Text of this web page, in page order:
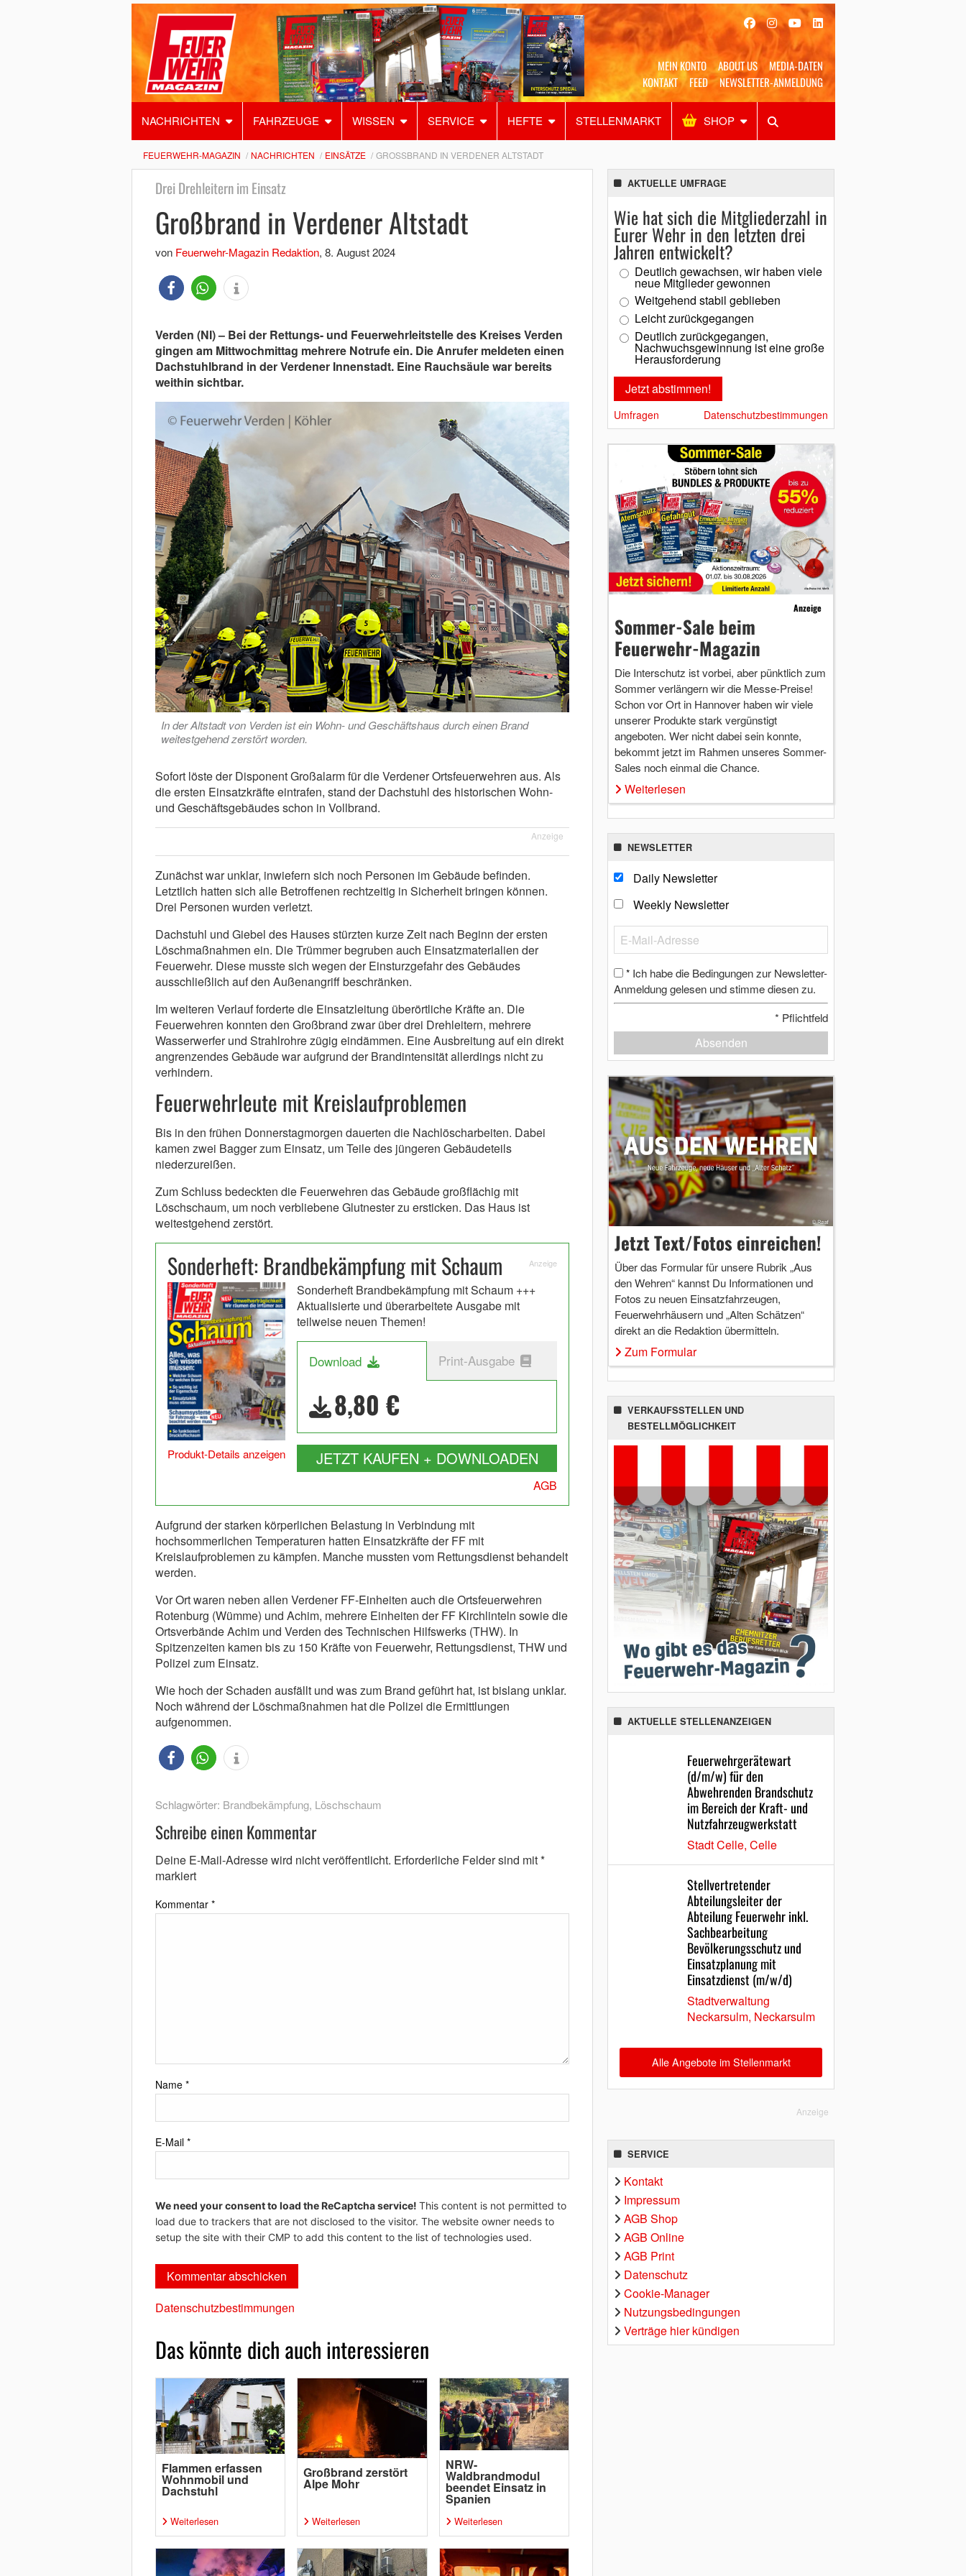
MEIN KONTO ABOUT US
MEDIA-DATEN
KONTAKT
FEED NEWSLETTER-ANMELDUNG
NACHRICHTEN FAHRZEUGE WISSEN SERVICE HEFTE STELLENMARKT SHOP
Alles Shop SUCHEN
FEUERWEHR-MAGAZIN NACHRICHTEN EINSÄTZE GROSSBRAND IN VERDENER ALTSTADT
Drei Drehleitern im Einsatz
Großbrand in Verdener Altstadt
von Feuerwehr-Magazin Redaktion, 8. August 2024
Verden (NI) – Bei der Rettungs- und Feuerwehrleitstelle des Kreises Verden
gingen am Mittwochmittag mehrere Notrufe ein. Die Anrufer meldeten einen
Dachstuhlbrand in der Verdener Innenstadt. Eine Rauchsäule war bereits
weithin sichtbar.
In der Altstadt von Verden ist ein Wohn- und Geschäftshaus durch einen Brand
weitestgehend zerstört worden.
Sofort löste der Disponent Großalarm für die Verdener Ortsfeuerwehren aus. Als
die ersten Einsatzkräfte eintrafen, stand der Dachstuhl des historischen Wohn-
und Geschäftsgebäudes schon in Vollbrand.
Anzeige
Zunächst war unklar, inwiefern sich noch Personen im Gebäude befinden.
Letztlich hatten sich alle Betroffenen rechtzeitig in Sicherheit bringen können.
Drei Personen wurden verletzt.
Dachstuhl und Giebel des Hauses stürzten kurze Zeit nach Beginn der ersten
Löschmaßnahmen ein. Die Trümmer begruben auch Einsatzmaterialien der
Feuerwehr. Diese musste sich wegen der Einsturzgefahr des Gebäudes
ausschließlich auf den Außenangriff beschränken.
Im weiteren Verlauf forderte die Einsatzleitung überörtliche Kräfte an. Die
Feuerwehren konnten den Großbrand zwar über drei Drehleitern, mehrere
Wasserwerfer und Strahlrohre zügig eindämmen. Eine Ausbreitung auf ein direkt
angrenzendes Gebäude war aufgrund der Brandintensität allerdings nicht zu
verhindern.
Feuerwehrleute mit Kreislaufproblemen
Bis in den frühen Donnerstagmorgen dauerten die Nachlöscharbeiten. Dabei
kamen zwei Bagger zum Einsatz, um Teile des jüngeren Gebäudeteils
niederzureißen.
Zum Schluss bedeckten die Feuerwehren das Gebäude großflächig mit
Löschschaum, um noch verbliebene Glutnester zu ersticken. Das Haus ist
weitestgehend zerstört.
Sonderheft: Brandbekämpfung mit Schaum Anzeige
Produkt-Details anzeigen
Sonderheft Brandbekämpfung mit Schaum +++
Aktualisierte und überarbeitete Ausgabe mit
teilweise neuen Themen!
Download Print-Ausgabe
8,80 €
JETZT KAUFEN + DOWNLOADEN
AGB
Aufgrund der starken körperlichen Belastung in Verbindung mit
hochsommerlichen Temperaturen hatten Einsatzkräfte der FF mit
Kreislaufproblemen zu kämpfen. Manche mussten vom Rettungsdienst behandelt
werden.
Vor Ort waren neben allen Verdener FF-Einheiten auch die Ortsfeuerwehren
Rotenburg (Wümme) und Achim, mehrere Einheiten der FF Kirchlinteln sowie die
Ortsverbände Achim und Verden des Technischen Hilfswerks (THW). In
Spitzenzeiten kamen bis zu 150 Kräfte von Feuerwehr, Rettungsdienst, THW und
Polizei zum Einsatz.
Wie hoch der Schaden ausfällt und was zum Brand geführt hat, ist bislang unklar.
Noch während der Löschmaßnahmen hat die Polizei die Ermittlungen
aufgenommen.
Schlagwörter: Brandbekämpfung, Löschschaum
Schreibe einen Kommentar
Deine E-Mail-Adresse wird nicht veröffentlicht. Erforderliche Felder sind mit*
markiert
Kommentar *
Name *
E-Mail *
We need your consent to load the ReCaptcha service! This content is not permitted to
load due to trackers that are not disclosed to the visitor. The website owner needs to
setup the site with their CMP to add this content to the list of technologies used.
Datenschutzbestimmungen
Das könnte dich auch interessieren
Flammen erfassen
Wohnmobil und
Dachstuhl
Weiterlesen
Großbrand zerstört
Alpe Mohr
Weiterlesen
NRW-
Waldbrandmodul
beendet Einsatz in
Spanien
Weiterlesen
AKTUELLE UMFRAGE
Wie hat sich die Mitgliederzahl in
Eurer Wehr in den letzten drei
Jahren entwickelt?
Deutlich gewachsen, wir haben viele
neue Mitglieder gewonnen
Weitgehend stabil geblieben
Leicht zurückgegangen
Deutlich zurückgegangen,
Nachwuchsgewinnung ist eine große
Herausforderung
Umfragen Datenschutzbestimmungen
Anzeige
Sommer-Sale beim
Feuerwehr-Magazin
Die Interschutz ist vorbei, aber pünktlich zum
Sommer verlängern wir die Messe-Preise!
Schon vor Ort in Hannover haben wir viele
unserer Produkte stark vergünstigt
angeboten. Wer nicht dabei sein konnte,
bekommt jetzt im Rahmen unseres Sommer-
Sales noch einmal die Chance.
Weiterlesen
NEWSLETTER
Daily Newsletter
Weekly Newsletter
* Ich habe die Bedingungen zur Newsletter-
Anmeldung gelesen und stimme diesen zu.
* Pflichtfeld
Absenden
Jetzt Text/Fotos einreichen!
Über das Formular für unsere Rubrik „Aus
den Wehren“ kannst Du Informationen und
Fotos zu neuen Einsatzfahrzeugen,
Feuerwehrhäusern und „Alten Schätzen“
direkt an die Redaktion übermitteln.
Zum Formular
VERKAUFSSTELLEN UND
BESTELLMÖGLICHKEIT
AKTUELLE STELLENANZEIGEN
Feuerwehrgerätewart
(d/m/w) für den
Abwehrenden Brandschutz
im Bereich der Kraft- und
Nutzfahrzeugwerkstatt
Stadt Celle, Celle
Stellvertretender
Abteilungsleiter der
Abteilung Feuerwehr inkl.
Sachbearbeitung
Bevölkerungsschutz und
Einsatzplanung mit
Einsatzdienst (m/w/d)
Stadtverwaltung
Neckarsulm, Neckarsulm
Alle Angebote im Stellenmarkt
Anzeige
SERVICE
Kontakt
Impressum
AGB Shop
AGB Online
AGB Print
Datenschutz
Cookie-Manager
Nutzungsbedingungen
Verträge hier kündigen